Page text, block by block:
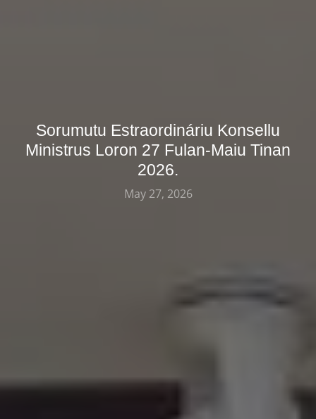
Sorumutu Estraordináriu Konsellu
Ministrus Loron 27 Fulan-Maiu Tinan
2026.
May 27, 2026